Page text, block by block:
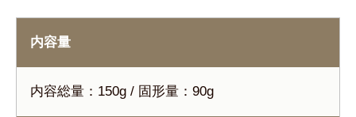
内容量
内容総量：150g / 固形量：90g